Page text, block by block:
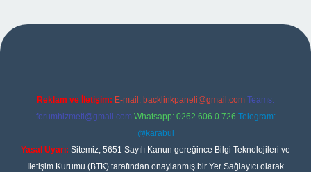
giriş
Reklam ve İletişim: E-mail: backlinkpaneli@gmail.com Teams:
forumhizmeti@gmail.com Whatsapp: 0262 606 0 726 Telegram:
@karabul
Yasal Uyarı: Sitemiz, 5651 Sayılı Kanun gereğince Bilgi Teknolojileri ve
İletişim Kurumu (BTK) tarafından onaylanmış bir Yer Sağlayıcı olarak